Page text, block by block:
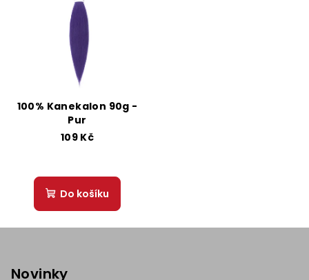
100% Kanekalon 90g -
Pur
109 Kč
Do košíku
Novinky